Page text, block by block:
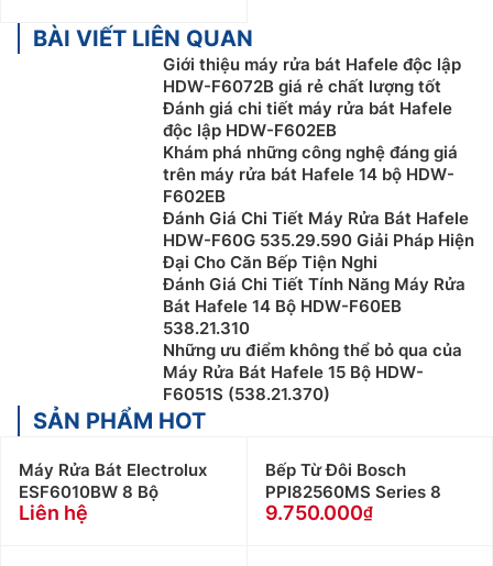
BÀI VIẾT LIÊN QUAN
Giới thiệu máy rửa bát Hafele độc lập
HDW-F6072B giá rẻ chất lượng tốt
Đánh giá chi tiết máy rửa bát Hafele
độc lập HDW-F602EB
Khám phá những công nghệ đáng giá
trên máy rửa bát Hafele 14 bộ HDW-
F602EB
Đánh Giá Chi Tiết Máy Rửa Bát Hafele
HDW-F60G 535.29.590 Giải Pháp Hiện
Đại Cho Căn Bếp Tiện Nghi
Đánh Giá Chi Tiết Tính Năng Máy Rửa
Bát Hafele 14 Bộ HDW-F60EB
538.21.310
Những ưu điểm không thể bỏ qua của
Máy Rửa Bát Hafele 15 Bộ HDW-
F6051S (538.21.370)
SẢN PHẨM HOT
Máy Rửa Bát Electrolux
ESF6010BW 8 Bộ
Liên hệ
Bếp Từ Đôi Bosch
PPI82560MS Series 8
9.750.000